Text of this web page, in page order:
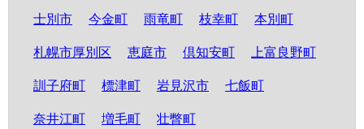
士別市 今金町 雨竜町 枝幸町 本別町
札幌市厚別区 恵庭市 倶知安町 上富良野町
訓子府町 標津町 岩見沢市 七飯町
奈井江町 増毛町 壮瞥町